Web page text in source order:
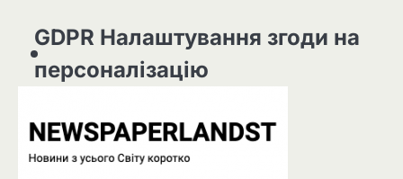
GDPR Налаштування згоди на
персоналізацію